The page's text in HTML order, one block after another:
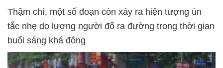
Thậm chí, một số đoạn còn xảy ra hiện tượng ùn
tắc nhẹ do lượng người đổ ra đường trong thời gian
buổi sáng khá đông